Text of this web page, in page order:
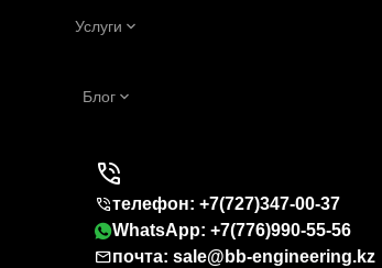
Услуги
Блог
телефон: +7(727)347-00-37
WhatsApp: +7(776)990-55-56
почта: sale@bb-engineering.kz